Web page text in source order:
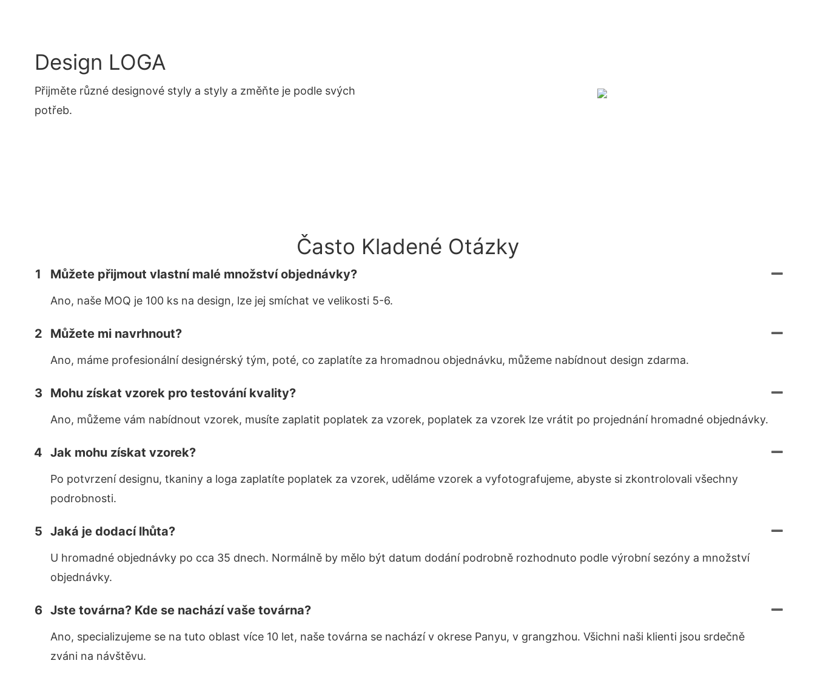
Design LOGA
Přijměte různé designové styly a styly a změňte je podle svých
potřeb.
Často Kladené Otázky
1 Můžete přijmout vlastní malé množství objednávky?
Ano, naše MOQ je 100 ks na design, lze jej smíchat ve velikosti 5-6.
2 Můžete mi navrhnout?
Ano, máme profesionální designérský tým, poté, co zaplatíte za hromadnou objednávku, můžeme nabídnout design zdarma.
3 Mohu získat vzorek pro testování kvality?
Ano, můžeme vám nabídnout vzorek, musíte zaplatit poplatek za vzorek, poplatek za vzorek lze vrátit po projednání hromadné objednávky.
4 Jak mohu získat vzorek?
Po potvrzení designu, tkaniny a loga zaplatíte poplatek za vzorek, uděláme vzorek a vyfotografujeme, abyste si zkontrolovali všechny
podrobnosti.
5 Jaká je dodací lhůta?
U hromadné objednávky po cca 35 dnech. Normálně by mělo být datum dodání podrobně rozhodnuto podle výrobní sezóny a množství
objednávky.
6 Jste továrna? Kde se nachází vaše továrna?
Ano, specializujeme se na tuto oblast více 10 let, naše továrna se nachází v okrese Panyu, v grangzhou. Všichni naši klienti jsou srdečně
zváni na návštěvu.